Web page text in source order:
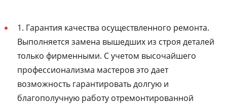
1. Гарантия качества осуществленного ремонта.
Выполняется замена вышедших из строя деталей
только фирменными. С учетом высочайшего
профессионализма мастеров это дает
возможность гарантировать долгую и
благополучную работу отремонтированной